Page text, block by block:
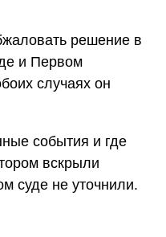
решение в
и Первом
случаях он
события и где
вскрыли
суде не уточнили.